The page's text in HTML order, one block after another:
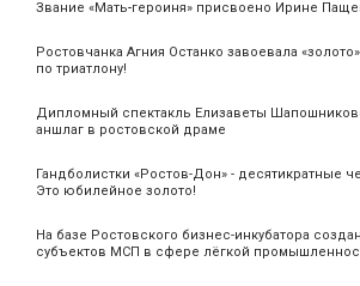
Звание «Мать‑героиня» присвоено Ирине
Ростовчанка Агния Останко завоевала
по триатлону!
Дипломный спектакль Елизаветы
аншлаг в ростовской драме
Гандболистки «Ростов-Дон» - десятикратные
Это юбилейное золото!
На базе Ростовского бизнес-инкубатора
субъектов МСП в сфере лёгкой